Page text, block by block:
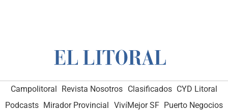
Campolitoral Revista Nosotros Clasificados CYD Litoral
Podcasts Mirador Provincial VivíMejor SF Puerto Negocios